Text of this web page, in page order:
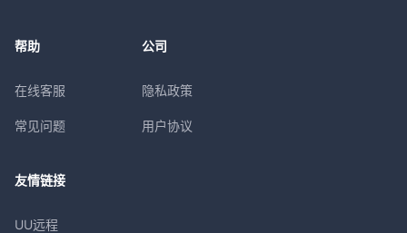
帮助
在线客服
常见问题
公司
隐私政策
用户协议
友情链接
UU远程